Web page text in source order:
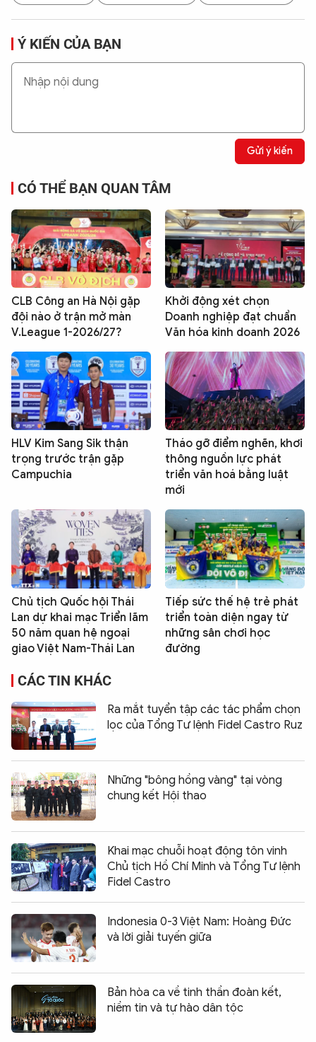
Ý KIẾN CỦA BẠN
Gửi ý kiến
CÓ THỂ BẠN QUAN TÂM
CLB Công an Hà Nội gặp
đội nào ở trận mở màn
V.League 1-2026/27?
Khởi động xét chọn
Doanh nghiệp đạt chuẩn
Văn hóa kinh doanh 2026
HLV Kim Sang Sik thận
trọng trước trận gặp
Campuchia
Tháo gỡ điểm nghẽn, khơi
thông nguồn lực phát
triển văn hoá bằng luật
mới
Chủ tịch Quốc hội Thái
Lan dự khai mạc Triển lãm
50 năm quan hệ ngoại
giao Việt Nam-Thái Lan
Tiếp sức thế hệ trẻ phát
triển toàn diện ngay từ
những sân chơi học
đường
CÁC TIN KHÁC
Ra mắt tuyển tập các tác phẩm chọn
lọc của Tổng Tư lệnh Fidel Castro Ruz
Những "bông hồng vàng" tại vòng
chung kết Hội thao
Khai mạc chuỗi hoạt động tôn vinh
Chủ tịch Hồ Chí Minh và Tổng Tư lệnh
Fidel Castro
Indonesia 0-3 Việt Nam: Hoàng Đức
và lời giải tuyến giữa
Bản hòa ca về tinh thần đoàn kết,
niềm tin và tự hào dân tộc